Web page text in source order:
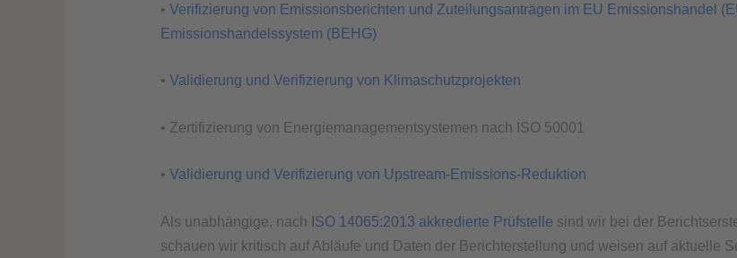
• Verifizierung von Emissionsberichten und Zuteilungsanträgen im EU Emissionshandel
Emissionshandelssystem (BEHG)
• Validierung und Verifizierung von Klimaschutzprojekten
• Zertifizierung von Energiemanagementsystemen nach ISO 50001
• Validierung und Verifizierung von Upstream-Emissions-Reduktion
Als unabhängige, nach ISO 14065:2013 akkredierte Prüfstelle sind wir bei der
schauen wir kritisch auf Abläufe und Daten der Berichterstellung und weisen auf aktuelle